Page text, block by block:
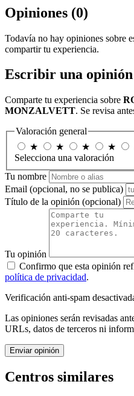
Opiniones (0)
Todavía no hay opiniones sobre
compartir tu experiencia.
Escribir una opinión
Comparte tu experiencia sobre
MONZALVETT. Se revisa
Valoración general
★
★ ★ ★
Selecciona una valoración
Tu nombre
Email (opcional, no se publica)
Título de la opinión (opcional)
Tu opinión
Confirmo que esta opinión
política de privacidad.
Verificación anti-spam
Las opiniones serán revisadas
URLs, datos de terceros ni
Enviar opinión
Centros similares